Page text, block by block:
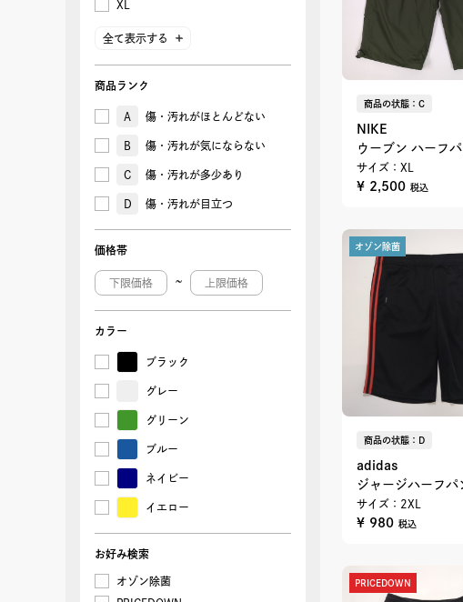
XL
全て表示する
商品ランク
A 傷・汚れがほとんどない
B 傷・汚れが気にならない
C 傷・汚れが多少あり
D 傷・汚れが目立つ
価格帯
~
カラー
ブラック
グレー
グリーン
ブルー
ネイビー
イエロー
お好み検索
オゾン除菌
商品の状態：C
NIKE
ウーブン ハーフ
サイズ：XL
¥ 2,500 税込
オゾン除菌
商品の状態：D
adidas
ジャージハーフパ
サイズ：2XL
¥ 980 税込
PRICEDOWN